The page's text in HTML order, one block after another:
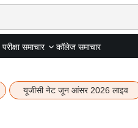
परीक्षा समाचार कॉलेज समाचार
यूजीसी नेट जून आंसर 2026 लाइव